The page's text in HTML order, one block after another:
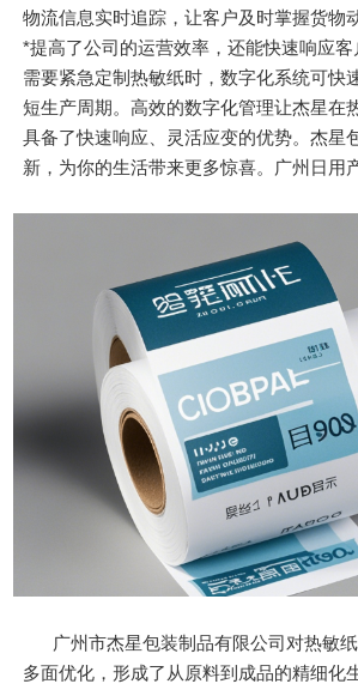
物流信息实时追踪，让客户及时掌握货物
*提高了公司的运营效率，还能快速响应
需要紧急定制热敏纸时，数字化系统可快
短生产周期。高效的数字化管理让杰星在
具备了快速响应、灵活应变的优势。杰星
新，为你的生活带来更多惊喜。广州日用
广州市杰星包装制品有限公司对热敏
多面优化，形成了从原料到成品的精细化